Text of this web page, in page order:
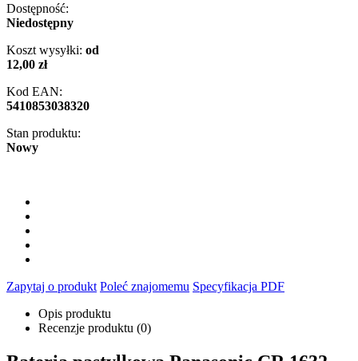
Dostępność:
Niedostępny
Koszt wysyłki: od
12,00 zł
Kod EAN:
5410853038320
Stan produktu:
Nowy
Zapytaj o produkt Poleć znajomemu Specyfikacja PDF
Opis produktu
Recenzje produktu (0)